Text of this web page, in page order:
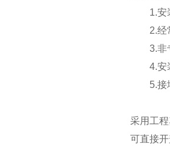
1.安装
2.经常
3.非专
4.安装
5.接地
采用工
可直接